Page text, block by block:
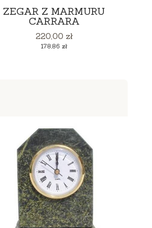
ZEGAR Z MARMURU
CARRARA
Cena
220,00 zł
Cena
178,86 zł